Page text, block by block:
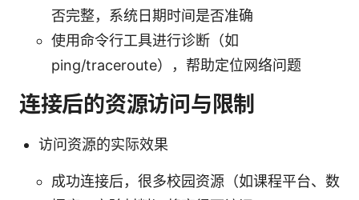
否完整，系统日期时间是否准确
使用命令行工具进行诊断（如
ping/traceroute），帮助定位网络问题
连接后的资源访问与限制
访问资源的实际效果
成功连接后，很多校园资源（如课程平台、数